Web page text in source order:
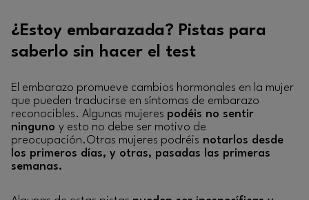
¿Estoy embarazada? Pistas para
saberlo sin hacer el test
El embarazo promueve cambios hormonales en la mujer
que pueden traducirse en síntomas de embarazo
reconocibles. Algunas mujeres podéis no sentir
ninguno y esto no debe ser motivo de
preocupación.Otras mujeres podréis notarlos desde
los primeros días, y otras, pasadas las primeras
semanas.